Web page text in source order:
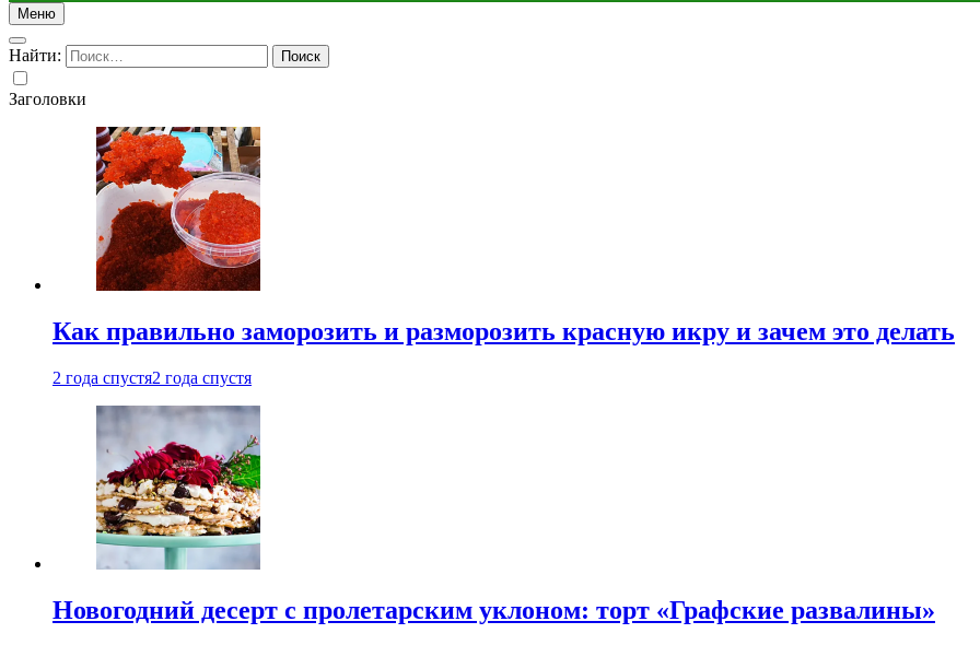
Меню
Найти:
Заголовки
Как правильно заморозить и разморозить красную икру и зачем это делать
2 года спустя2 года спустя
Новогодний десерт с пролетарским уклоном: торт «Графские развалины»